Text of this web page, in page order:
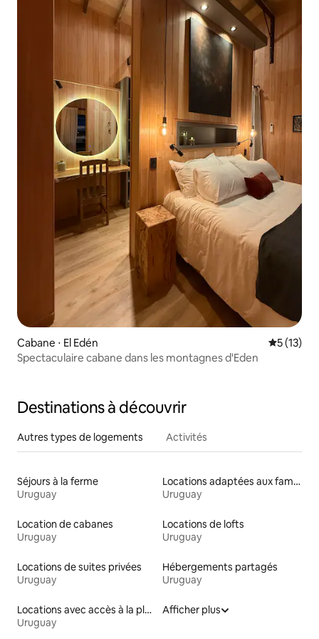
Cabane ⋅ El Edén
5 (13)
Spectaculaire cabane dans les montagnes d'Eden
Destinations à découvrir
Autres types de logements Activités
Séjours à la ferme
Uruguay
Locations adaptées aux familles
Uruguay
Location de cabanes
Uruguay
Locations de lofts
Uruguay
Locations de suites privées
Uruguay
Hébergements partagés
Uruguay
Locations avec accès à la plage
Uruguay
Afficher plus